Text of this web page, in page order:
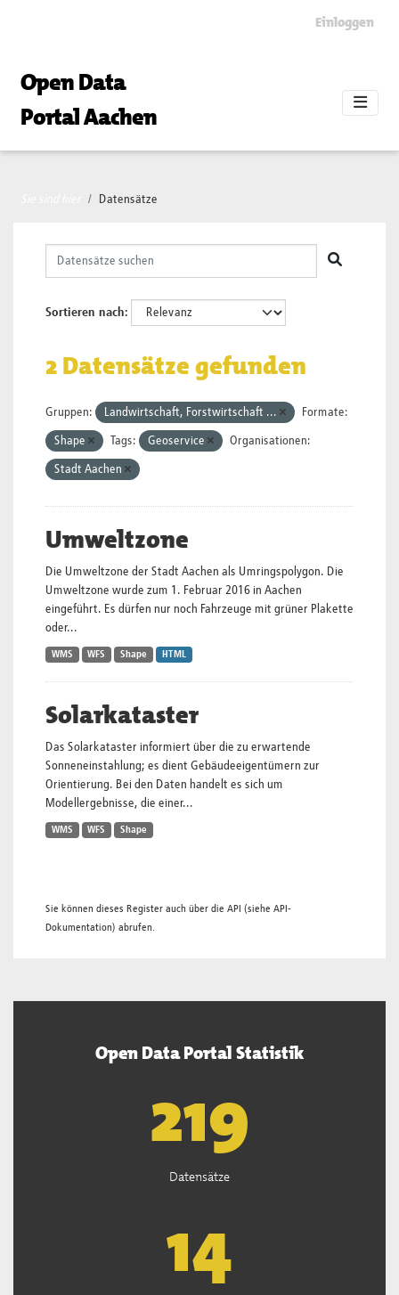
Einloggen
Open Data
Portal Aachen
Datensätze
Sortieren nach
2 Datensätze gefunden
Gruppen: Landwirtschaft, Forstwirtschaft ... Formate:
Shape Tags: Geoservice Organisationen:
Stadt Aachen
Umweltzone
Die Umweltzone der Stadt Aachen als Umringspolygon. Die
Umweltzone wurde zum 1. Februar 2016 in Aachen
eingeführt. Es dürfen nur noch Fahrzeuge mit grüner Plakette
oder...
WMS WFS Shape HTML
Solarkataster
Das Solarkataster informiert über die zu erwartende
Sonneneinstahlung; es dient Gebäudeeigentümern zur
Orientierung. Bei den Daten handelt es sich um
Modellergebnisse, die einer...
WMS WFS Shape
Sie können dieses Register auch über die API (siehe API-
Dokumentation) abrufen.
Open Data Portal Statistik
221
Datensätze
15